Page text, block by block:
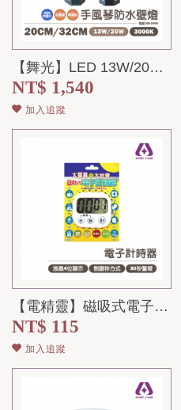
【舞光】LED 13W/20W 手風琴防水壁燈 20CM/32CM 全電壓
NT$ 1,540
加入追蹤
【電精靈】磁吸式電子計時器-隱藏式支架
NT$ 115
加入追蹤